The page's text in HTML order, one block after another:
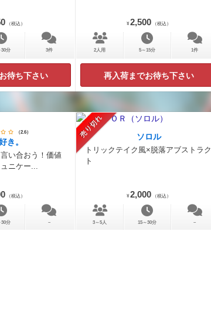
（税込）
30分 3件
待ち下さい
¥ 2,500 （税込）
2人用 5～15分 1件
再入荷までお待ち下さい
（2.6）
き。
い合おう！価値
ニケー...
（税込）
30分 －
売り切れ
ソロル
トリックテイク風×脱落アブストラク
ト
¥ 2,000 （税込）
3～5人 15～30分 －